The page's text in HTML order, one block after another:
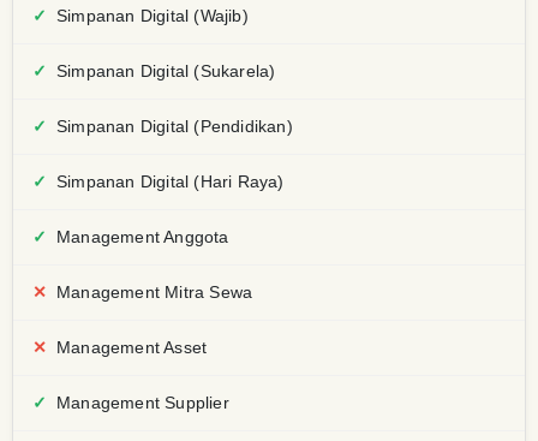
Simpanan Digital (Wajib)
Simpanan Digital (Sukarela)
Simpanan Digital (Pendidikan)
Simpanan Digital (Hari Raya)
Management Anggota
Management Mitra Sewa
Management Asset
Management Supplier